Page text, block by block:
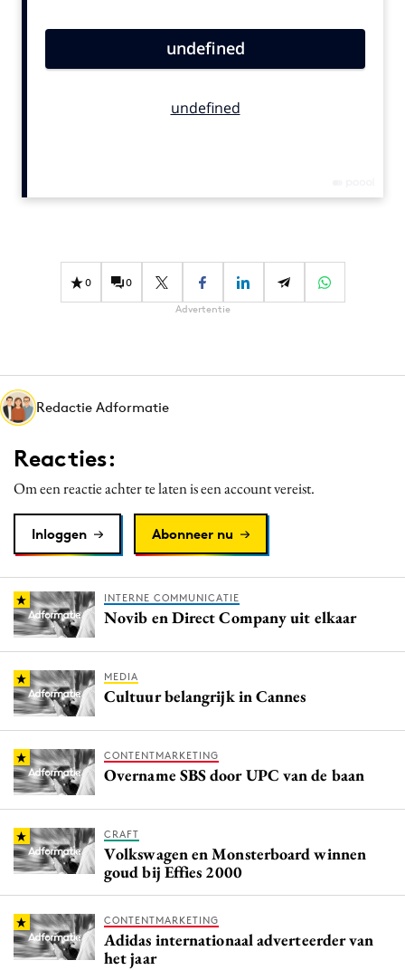
Carriere
Diversiteit
Interne communicatie
Martech
Media
Merkstrategie
PR
Purpose Marketing
Reputatie & crisis
0 0
Advertentie
Redactie Adformatie
Reacties:
Om een reactie achter te laten is een account vereist.
Inloggen Abonneer nu
INTERNE COMMUNICATIE
Novib en Direct Company uit elkaar
MEDIA
Cultuur belangrijk in Cannes
CONTENTMARKETING
Overname SBS door UPC van de baan
CRAFT
Volkswagen en Monsterboard winnen
goud bij Effies 2000
CONTENTMARKETING
Adidas internationaal adverteerder van
het jaar